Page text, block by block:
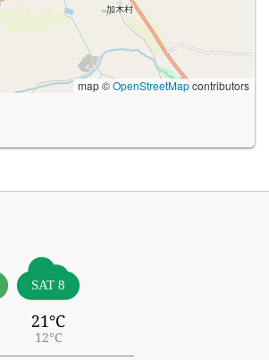
map ©OpenStreetMapcontributors
SAT 8
21°C
12°C